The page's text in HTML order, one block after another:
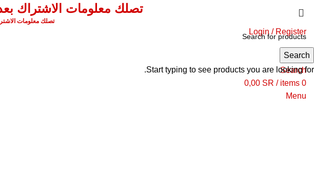
تصلك معلومات الاشتراك
تصلك معلومات
Login / Register
Search
0
items
/
0,00 SR
Menu
Search
Start typing to see products you are looking for.